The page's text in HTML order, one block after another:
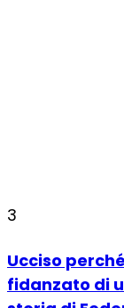
3
Ucciso
fidanzato di